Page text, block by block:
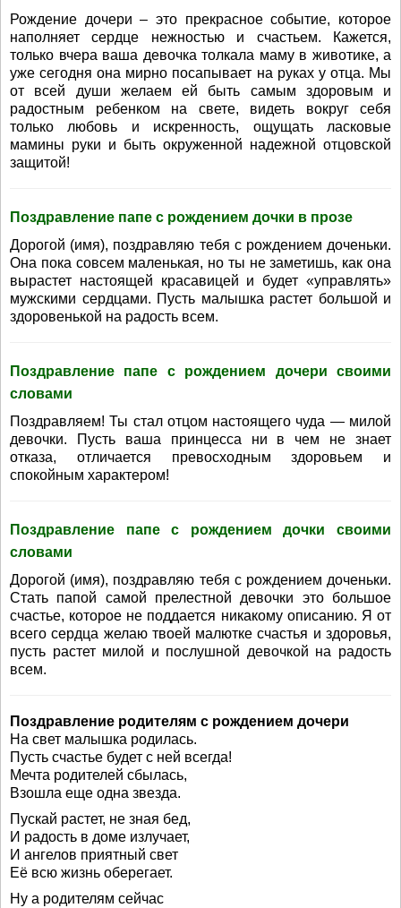
Рождение дочери – это прекрасное событие, которое
наполняет сердце нежностью и счастьем. Кажется,
только вчера ваша девочка толкала маму в животике, а
уже сегодня она мирно посапывает на руках у отца. Мы
от всей души желаем ей быть самым здоровым и
радостным ребенком на свете, видеть вокруг себя
только любовь и искренность, ощущать ласковые
мамины руки и быть окруженной надежной отцовской
защитой!
Поздравление папе с рождением дочки в прозе
Дорогой (имя), поздравляю тебя с рождением доченьки.
Она пока совсем маленькая, но ты не заметишь, как она
вырастет настоящей красавицей и будет «управлять»
мужскими сердцами. Пусть малышка растет большой и
здоровенькой на радость всем.
Поздравление папе с рождением дочери своими
словами
Поздравляем! Ты стал отцом настоящего чуда — милой
девочки. Пусть ваша принцесса ни в чем не знает
отказа, отличается превосходным здоровьем и
спокойным характером!
Поздравление папе с рождением дочки своими
словами
Дорогой (имя), поздравляю тебя с рождением доченьки.
Стать папой самой прелестной девочки это большое
счастье, которое не поддается никакому описанию. Я от
всего сердца желаю твоей малютке счастья и здоровья,
пусть растет милой и послушной девочкой на радость
всем.
Поздравление родителям с рождением дочери
На свет малышка родилась.
Пусть счастье будет с ней всегда!
Мечта родителей сбылась,
Взошла еще одна звезда.
Пускай растет, не зная бед,
И радость в доме излучает,
И ангелов приятный свет
Её всю жизнь оберегает.
Ну а родителям сейчас